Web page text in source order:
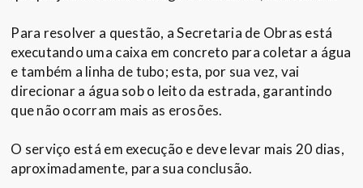
Para resolver a questão, a Secretaria de Obras está
executando uma caixa em concreto para coletar a água
e também a linha de tubo; esta, por sua vez, vai
direcionar a água sob o leito da estrada, garantindo
que não ocorram mais as erosões.
O serviço está em execução e deve levar mais 20 dias,
aproximadamente, para sua conclusão.